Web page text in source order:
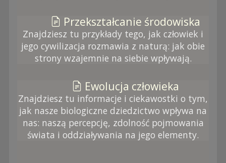
Przekształcanie środowiska
Znajdziesz tu przykłady tego, jak człowiek i
jego cywilizacja rozmawia z naturą: jak obie
strony wzajemnie na siebie wpływają.
Ewolucja człowieka
Znajdziesz tu informacje i ciekawostki o tym,
jak nasze biologiczne dziedzictwo wpływa na
nas: naszą percepcję, zdolność pojmowania
świata i oddziaływania na jego elementy.